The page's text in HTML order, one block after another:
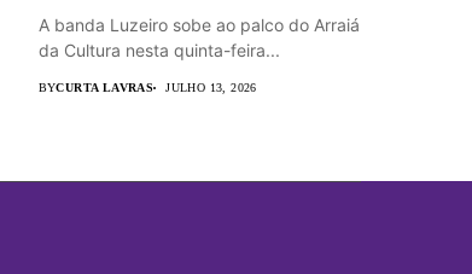
A banda Luzeiro sobe ao palco do Arraiá
da Cultura nesta quinta-feira...
BYCURTA LAVRAS JULHO 13, 2026